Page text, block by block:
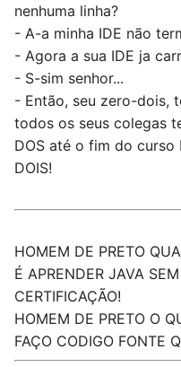
nenhuma linha?
- A-a minha IDE não
- Agora a sua IDE ja
- S-sim senhor...
- Então, seu zero-dois,
todos os seus colegas
DOS até o fim do curso
DOIS!
HOMEM DE PRETO
É APRENDER JAVA
CERTIFICAÇÃO!
HOMEM DE PRETO O
FAÇO CODIGO FONTE